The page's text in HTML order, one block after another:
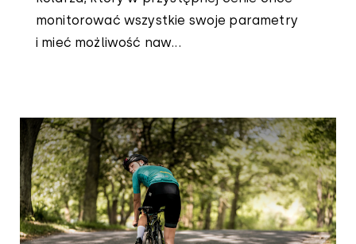
monitorować wszystkie swoje parametry
i mieć możliwość naw...